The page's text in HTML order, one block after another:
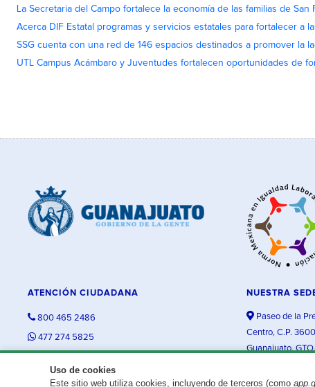
La Secretaria del Campo fortalece la economía de las familias de
Acerca DIF Estatal programas y servicios estatales para fortalecer a
SSG cuenta con una red de 146 espacios destinados a promover la
UTL Campus Acámbaro y Juventudes fortalecen oportunidades de
Uso de cookies
Este sitio web utiliza cookies, incluyendo de terceros (como
ATENCIÓN CIUDADANA
800 465 2486
477 274 5825
NUESTRA
Paseo de la
Centro, C.P.
Guanajuato, GTO.